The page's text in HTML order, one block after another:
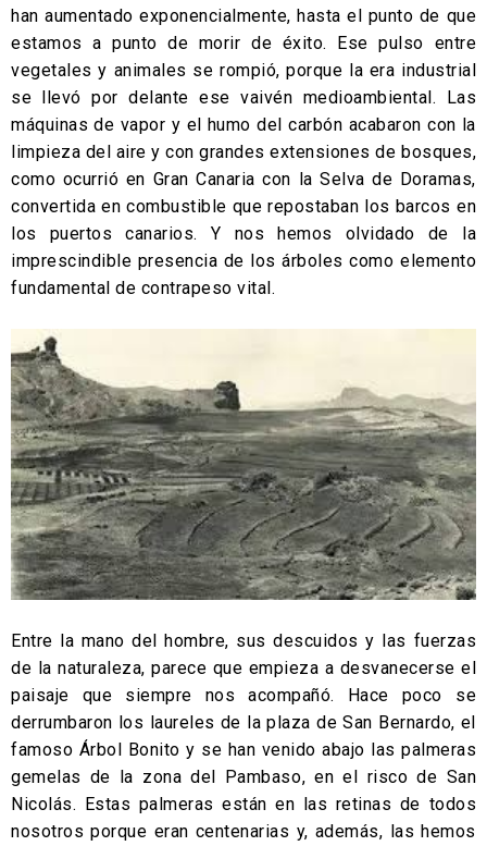
han aumentado exponencialmente, hasta el punto de que
estamos a punto de morir de éxito. Ese pulso entre
vegetales y animales se rompió, porque la era industrial
se llevó por delante ese vaivén medioambiental. Las
máquinas de vapor y el humo del carbón acabaron con la
limpieza del aire y con grandes extensiones de bosques,
como ocurrió en Gran Canaria con la Selva de Doramas,
convertida en combustible que repostaban los barcos en
los puertos canarios. Y nos hemos olvidado de la
imprescindible presencia de los árboles como elemento
fundamental de contrapeso vital.
Entre la mano del hombre, sus descuidos y las fuerzas
de la naturaleza, parece que empieza a desvanecerse el
paisaje que siempre nos acompañó. Hace poco se
derrumbaron los laureles de la plaza de San Bernardo, el
famoso Árbol Bonito y se han venido abajo las palmeras
gemelas de la zona del Pambaso, en el risco de San
Nicolás. Estas palmeras están en las retinas de todos
nosotros porque eran centenarias y, además, las hemos